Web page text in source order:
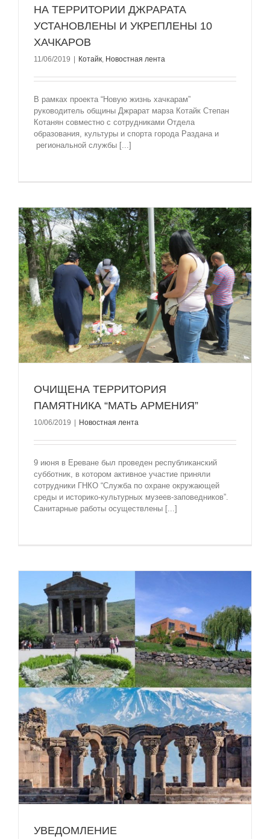
НА ТЕРРИТОРИИ ДЖРАРАТА
УСТАНОВЛЕНЫ И УКРЕПЛЕНЫ 10
ХАЧКАРОВ
11/06/2019 Котайк, Новостная лента
В рамках проекта “Новую жизнь хачкарам”
руководитель общины Джрарат марза Котайк Степан
Котанян совместно с сотрудниками Отдела
образования, культуры и спорта города Раздана и
региональной службы [...]
ОЧИЩЕНА ТЕРРИТОРИЯ
ПАМЯТНИКА “МАТЬ АРМЕНИЯ”
10/06/2019 Новостная лента
9 июня в Ереване был проведен республиканский
субботник, в котором активное участие приняли
сотрудники ГНКО “Служба по охране окружающей
среды и историко-культурных музеев-заповедников”.
Санитарные работы осуществлены [...]
УВЕДОМЛЕНИЕ